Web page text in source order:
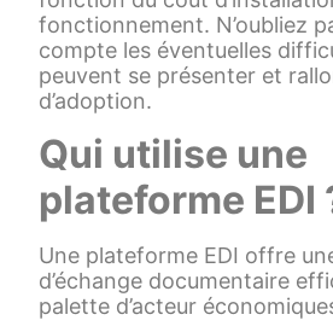
fonctionnement. N’oubliez
compte les éventuelles
peuvent se présenter et
d’adoption.
Qui utilise une
plateforme EDI
Une plateforme EDI offre
d’échange documentaire
palette d’acteur